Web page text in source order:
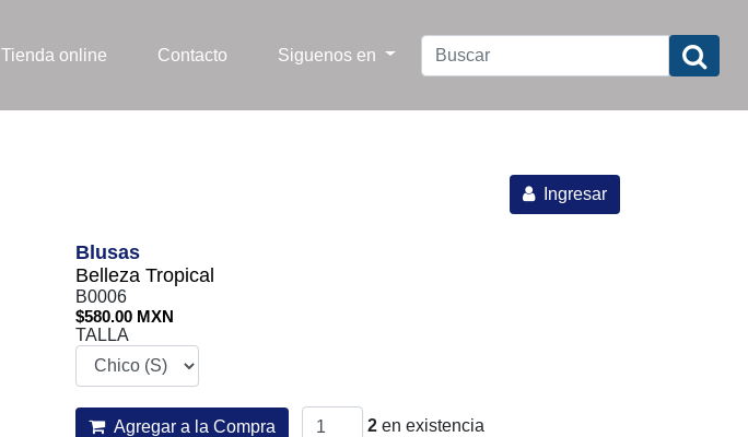
Tienda online Contacto Siguenos en
Ingresar
Blusas
Belleza Tropical
B0006
$580.00 MXN
TALLA
Agregar a la Compra 2en existencia